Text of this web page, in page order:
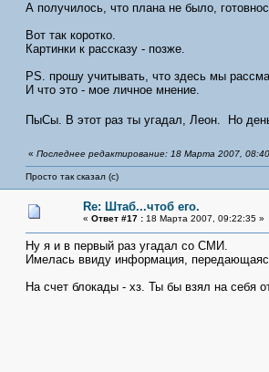
А получилось, что плана не было,
Вот так коротко.
Картинки к рассказу - позже.
PS. прошу учитывать, что здесь мы
И что это - мое личное мнение.
ПыСы. В этот раз ты угадал, Леон. Но
« Последнее редактирование: 18 Марта 2007,
Просто так сказал (с)
Re: Штаб...чтоб его.
« Ответ #17 : 18 Марта 2007, 09:22:35 »
Ну я и в первый раз угадал со СМИ.
Имелась ввиду информация,
На счет блокады - хз. Ты бы взял на себя